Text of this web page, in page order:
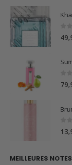
0
MEILLEURES NOTES